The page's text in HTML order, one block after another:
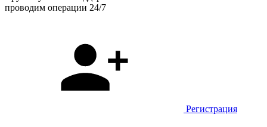
проводим операции 24/7
Регистрация